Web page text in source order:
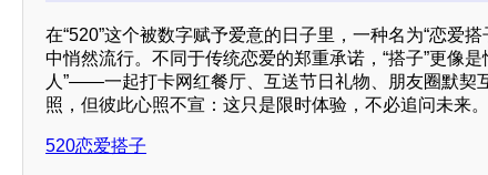
在“520”这个被数字赋予爱意的日子里，一种名为“恋爱
中悄然流行。不同于传统恋爱的郑重承诺，“搭子”更像是
人”——一起打卡网红餐厅、互送节日礼物、朋友圈默契
照，但彼此心照不宣：这只是限时体验，不必追问未来。
520恋爱搭子